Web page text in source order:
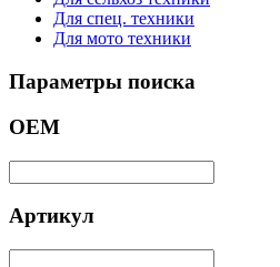
Для спец. техники
Для мото техники
Параметры поиска
ОЕМ
Артикул